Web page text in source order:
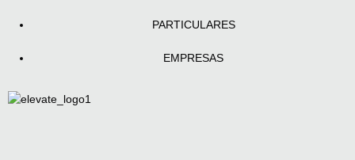
PARTICULARES
EMPRESAS